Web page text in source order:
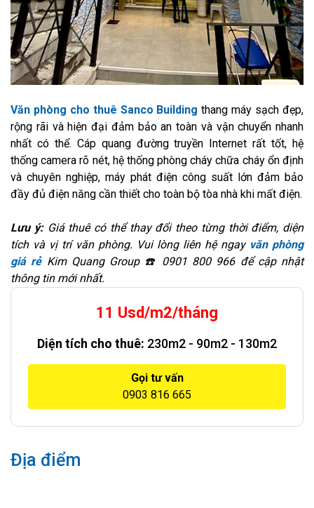
Văn phòng cho thuê Sanco Building thang máy sạch đẹp,
rộng rãi và hiện đại đảm bảo an toàn và vận chuyển nhanh
nhất có thể. Cáp quang đường truyền Internet rất tốt, hệ
thống camera rõ nét, hệ thống phòng cháy chữa cháy ổn định
và chuyên nghiệp, máy phát điện công suất lớn đảm bảo
đầy đủ điện năng cần thiết cho toàn bộ tòa nhà khi mất điện.
Lưu ý: Giá thuê có thể thay đổi theo từng thời điểm, diện
tích và vị trí văn phòng. Vui lòng liên hệ ngay văn phòng
giá rẻKim Quang Group ☎️ 0901 800 966 để cập nhật
thông tin mới nhất.
11 Usd/m2/tháng
Diện tích cho thuê: 230m2 - 90m2 - 130m2
Gọi tư vấn
0903 816 665
Địa điểm